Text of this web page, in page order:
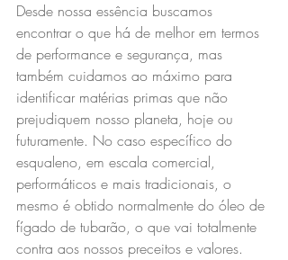
Desde nossa essência buscamos
encontrar o que há de melhor em termos
de performance e segurança, mas
também cuidamos ao máximo para
identificar matérias primas que não
prejudiquem nosso planeta, hoje ou
futuramente. No caso específico do
esqualeno, em escala comercial,
performáticos e mais tradicionais, o
mesmo é obtido normalmente do óleo de
fígado de tubarão, o que vai totalmente
contra aos nossos preceitos e valores.